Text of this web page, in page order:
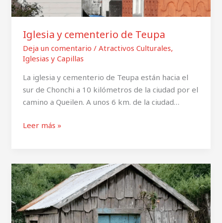
Iglesia y cementerio de Teupa
Deja un comentario / Atractivos Culturales,
Iglesias y Capillas
La iglesia y cementerio de Teupa están hacia el
sur de Chonchi a 10 kilómetros de la ciudad por el
camino a Queilen. A unos 6 km. de la ciudad…
Leer más »
Iglesia
y
cementerio
de
Huillinco